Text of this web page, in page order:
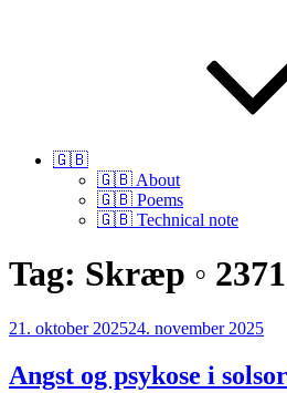
🇬🇧
🇬🇧 About
🇬🇧 Poems
🇬🇧 Technical note
Tag: Skræp ◦ 2371
Udgivet
21. oktober 202524. november 2025
Angst og psykose i